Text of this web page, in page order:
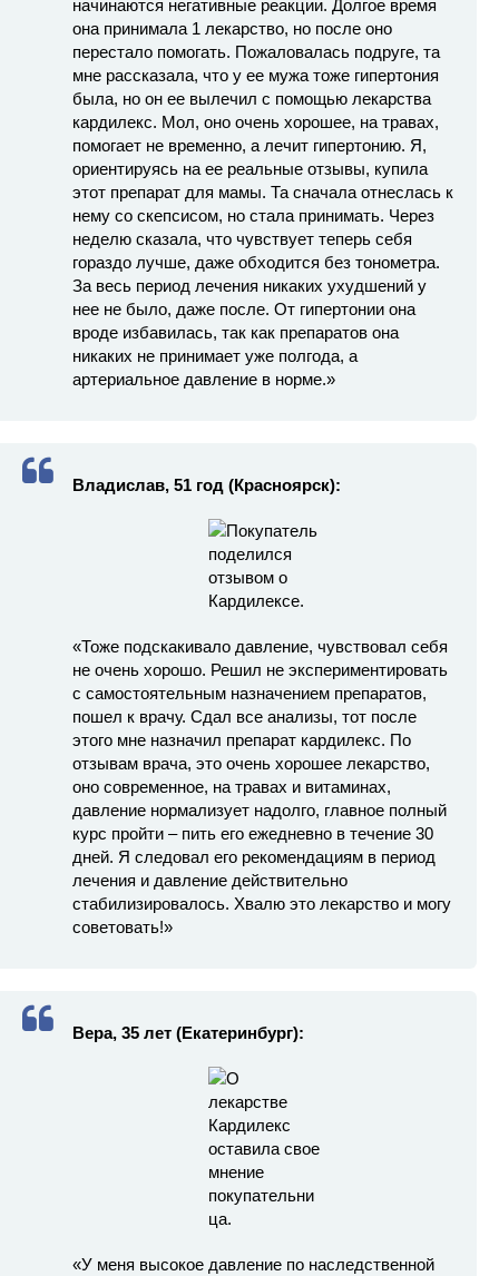
начинаются негативные реакции. Долгое время
она принимала 1 лекарство, но после оно
перестало помогать. Пожаловалась подруге, та
мне рассказала, что у ее мужа тоже гипертония
была, но он ее вылечил с помощью лекарства
кардилекс. Мол, оно очень хорошее, на травах,
помогает не временно, а лечит гипертонию. Я,
ориентируясь на ее реальные отзывы, купила
этот препарат для мамы. Та сначала отнеслась к
нему со скепсисом, но стала принимать. Через
неделю сказала, что чувствует теперь себя
гораздо лучше, даже обходится без тонометра.
За весь период лечения никаких ухудшений у
нее не было, даже после. От гипертонии она
вроде избавилась, так как препаратов она
никаких не принимает уже полгода, а
артериальное давление в норме.»
Владислав, 51 год (Красноярск):
«Тоже подскакивало давление, чувствовал себя
не очень хорошо. Решил не экспериментировать
с самостоятельным назначением препаратов,
пошел к врачу. Сдал все анализы, тот после
этого мне назначил препарат кардилекс. По
отзывам врача, это очень хорошее лекарство,
оно современное, на травах и витаминах,
давление нормализует надолго, главное полный
курс пройти – пить его ежедневно в течение 30
дней. Я следовал его рекомендациям в период
лечения и давление действительно
стабилизировалось. Хвалю это лекарство и могу
советовать!»
Вера, 35 лет (Екатеринбург):
«У меня высокое давление по наследственной